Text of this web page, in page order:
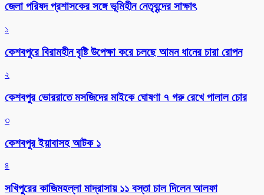
জেলা পরিষদ প্রশাসকের সঙ্গে ভূমিহীন নেতৃবৃন্দের সাক্ষাৎ
১
কেশবপুরে বিরামহীন বৃষ্টি উপেক্ষা করে চলছে আমন ধানের চারা রোপন
২
কেশবপুর ভোররাতে মসজিদের মাইকে ঘোষণা ৭ গরু রেখে পালাল চোর
৩
কেশবপুর ইয়াবাসহ আটক ১
৪
সখিপুরের কাজিমহল্লা মাদ্রাসায় ১১ বস্তা চাল দিলেন আলফা